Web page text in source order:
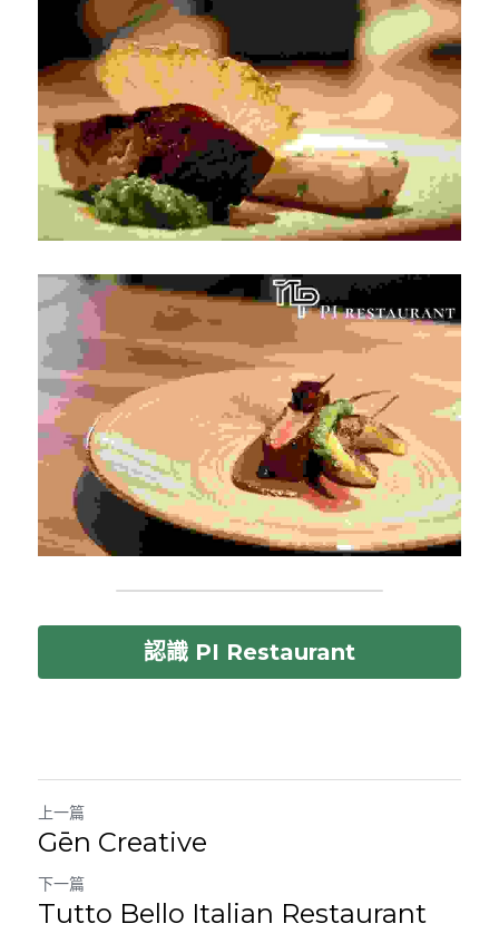
認識 PI Restaurant
上一篇
Gēn Creative
下一篇
Tutto Bello Italian Restaurant